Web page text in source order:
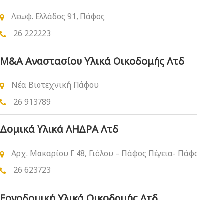
Λεωφ. Ελλάδος 91, Πάφος
26 222223
Μ&Α Αναστασίου Υλικά Οικοδομής Λτδ
Νέα Βιοτεχνική Πάφου
26 913789
Δομικά Υλικά ΛΗΔΡΑ Λτδ
Αρχ. Μακαρίου Γ 48, Γιόλου – Πάφος Πέγεια-
26 623723